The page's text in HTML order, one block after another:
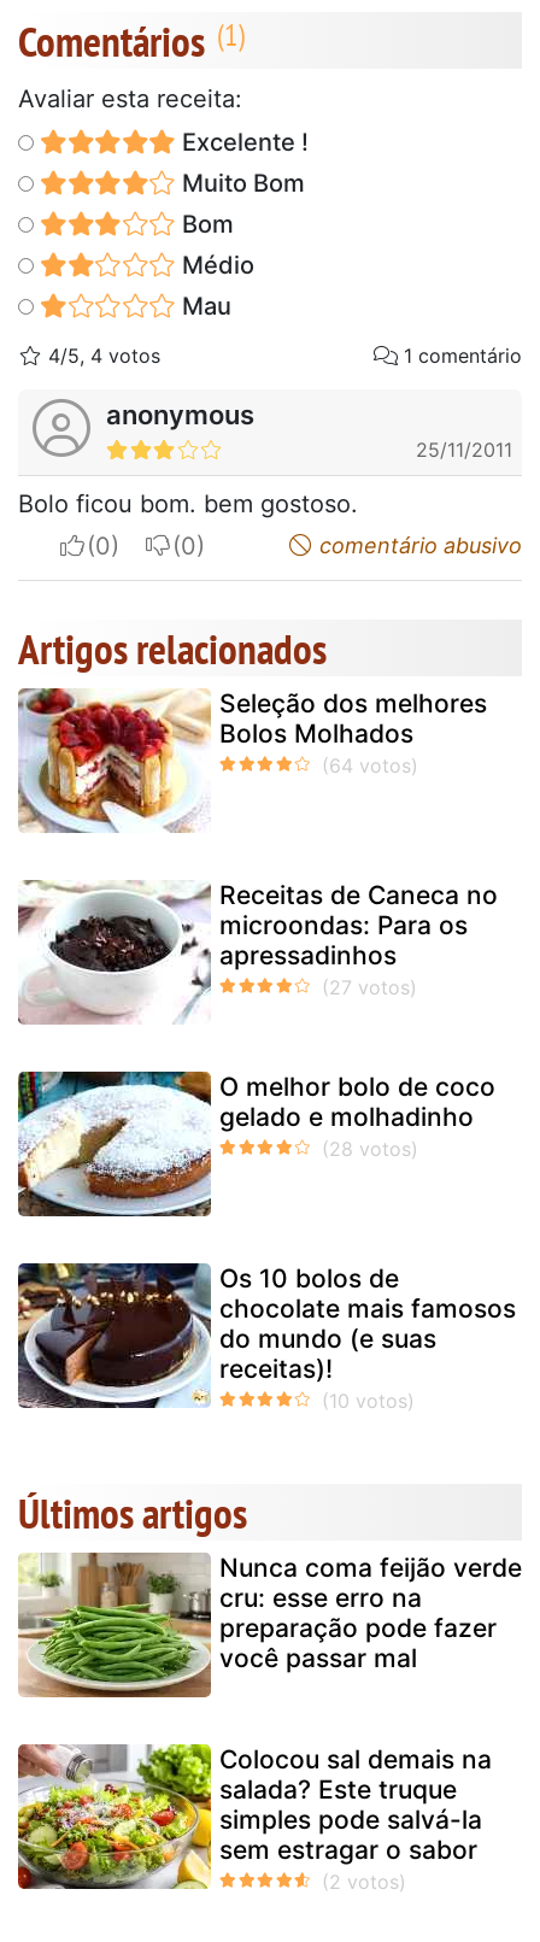
Comentários
Avaliar esta receita:
Excelente !
Muito Bom
Bom
Médio
Mau
4/5, 4 votos 1 comentário
anonymous
25/11/2011
Bolo ficou bom. bem gostoso.
I apreciateI do not appreciatecomentário abusivo
Artigos relacionados
Seleção dos melhores
Bolos Molhados
Receitas de Caneca no
microondas: Para os
apressadinhos
O melhor bolo de coco
gelado e molhadinho
Os 10 bolos de
chocolate mais famosos
do mundo (e suas
receitas)!
Últimos artigos
Nunca coma feijão verde
cru: esse erro na
preparação pode fazer
você passar mal
Colocou sal demais na
salada? Este truque
simples pode salvá-la
sem estragar o sabor